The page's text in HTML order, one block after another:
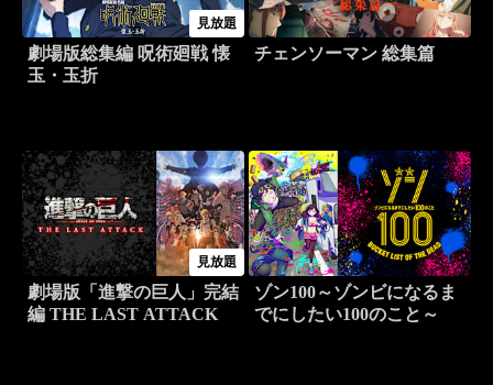
見放題
劇場版総集編 呪術廻戦 懐
玉・玉折
チェンソーマン 総集篇
見放題
劇場版「進撃の巨人」完結
編 THE LAST ATTACK
ゾン100～ゾンビになるま
でにしたい100のこと～